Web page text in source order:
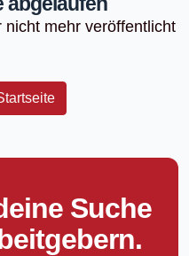
mehr veröffentlicht
Suche